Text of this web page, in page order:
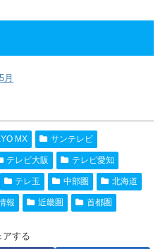
月
MX サンテレビ
テレビ大阪 テレビ愛知
テレ玉 中部圏 北海道
報 近畿圏 首都圏
アする